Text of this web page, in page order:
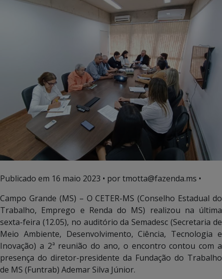
Publicado em 16 maio 2023 • por tmotta@fazenda.ms •
Campo Grande (MS) – O CETER-MS (Conselho Estadual do
Trabalho, Emprego e Renda do MS) realizou na última
sexta-feira (12.05), no auditório da Semadesc (Secretaria de
Meio Ambiente, Desenvolvimento, Ciência, Tecnologia e
Inovação) a 2ª reunião do ano, o encontro contou com a
presença do diretor-presidente da Fundação do Trabalho
de MS (Funtrab) Ademar Silva Júnior.